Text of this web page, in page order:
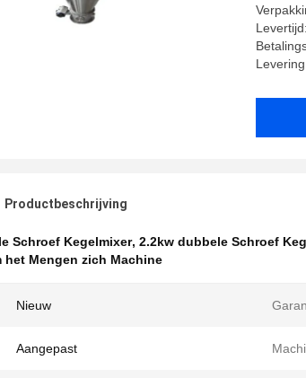
Productbeschrijving
Schroef Kegelmixer, 2.2kw dubbele Schroef
Mengen zich Machine
Nieuw
Aangepast